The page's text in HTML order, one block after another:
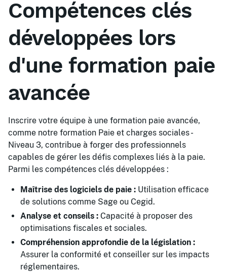
Compétences clés
développées lors
d'une formation paie
avancée
Inscrire votre équipe à une formation paie avancée,
comme notre formation Paie et charges sociales -
Niveau 3, contribue à forger des professionnels
capables de gérer les défis complexes liés à la paie.
Parmi les compétences clés développées :
Maîtrise des logiciels de paie : Utilisation efficace
de solutions comme Sage ou Cegid.
Analyse et conseils : Capacité à proposer des
optimisations fiscales et sociales.
Compréhension approfondie de la législation :
Assurer la conformité et conseiller sur les impacts
réglementaires.